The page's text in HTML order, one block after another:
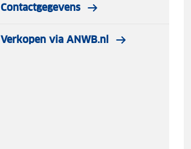
Contactgegevens
Verkopen via ANWB.nl